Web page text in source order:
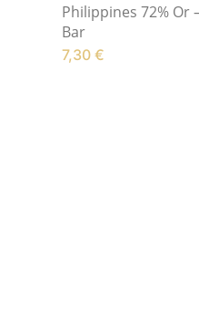
Philippines 72% Or
Bar
7,30 €